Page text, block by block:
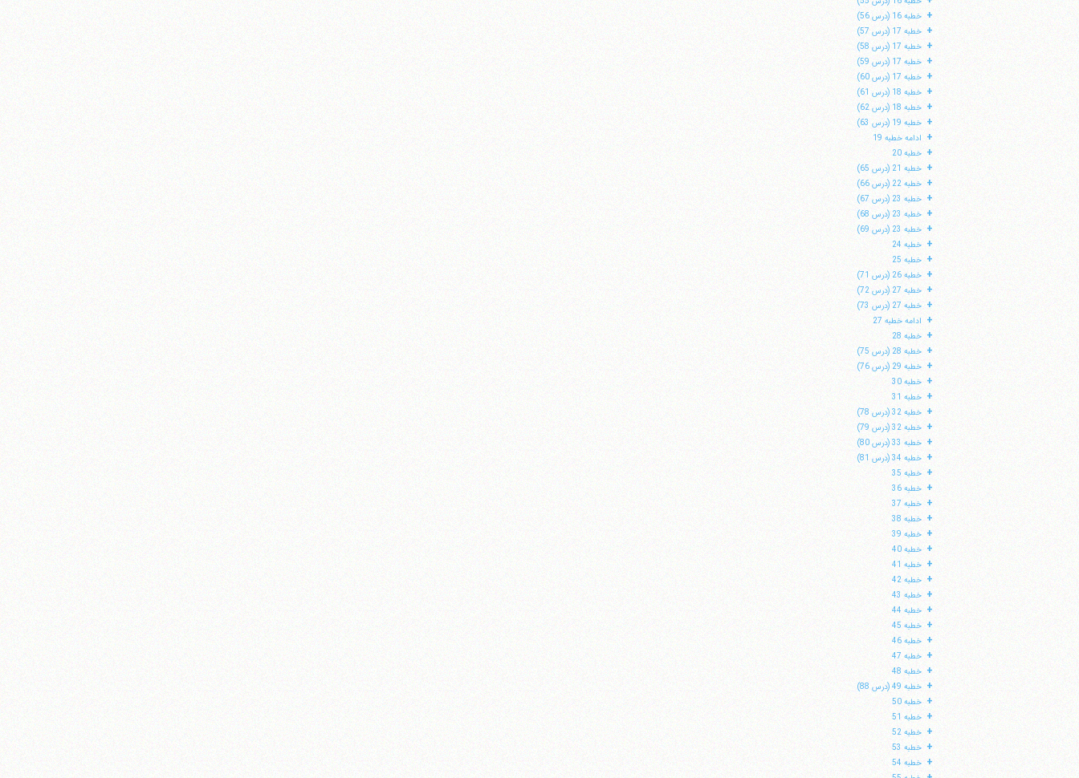
+ خطبه 16 (درس 56)
+ خطبه 17 (درس 57)
+ خطبه 17 (درس 58)
+ خطبه 17 (درس 59)
+ خطبه 17 (درس 60)
+ خطبه 18 (درس 61)
+ خطبه 18 (درس 62)
+ خطبه 19 (درس 63)
+ ادامه خطبه 19
+ خطبه 20
+ خطبه 21 (درس 65)
+ خطبه 22 (درس 66)
+ خطبه 23 (درس 67)
+ خطبه 23 (درس 68)
+ خطبه 23 (درس 69)
+ خطبه 24
+ خطبه 25
+ خطبه 26 (درس 71)
+ خطبه 27 (درس 72)
+ خطبه 27 (درس 73)
+ ادامه خطبه 27
+ خطبه 28
+ خطبه 28 (درس 75)
+ خطبه 29 (درس 76)
+ خطبه 30
+ خطبه 31
+ خطبه 32 (درس 78)
+ خطبه 32 (درس 79)
+ خطبه 33 (درس 80)
+ خطبه 34 (درس 81)
+ خطبه 35
+ خطبه 36
+ خطبه 37
+ خطبه 38
+ خطبه 39
+ خطبه 40
+ خطبه 41
+ خطبه 42
+ خطبه 43
+ خطبه 44
+ خطبه 45
+ خطبه 46
+ خطبه 47
+ خطبه 48
+ خطبه 49 (درس 88)
+ خطبه 50
+ خطبه 51
+ خطبه 52
+ خطبه 53
+ خطبه 54